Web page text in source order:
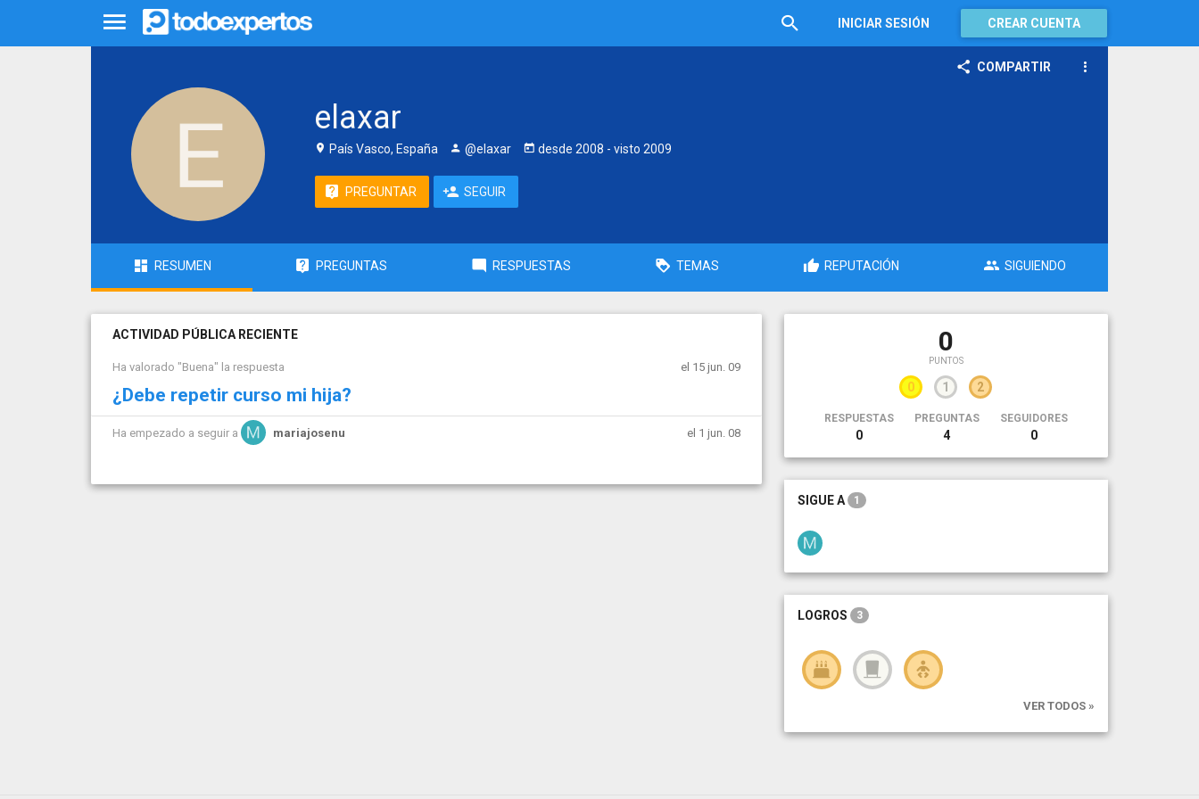
INICIAR SESIÓN CREAR CUENTA
COMPARTIR
elaxar
País Vasco, España @elaxar desde 2008 - visto 2009
PREGUNTAR SEGUIR
RESUMEN PREGUNTAS RESPUESTAS TEMAS REPUTACIÓN SIGUIENDO
ACTIVIDAD PÚBLICA RECIENTE
Ha valorado "Buena" la respuesta el 15 jun. 09
¿Debe repetir curso mi hija?
Ha empezado a seguir a mariajosenu el 1 jun. 08
0
PUNTOS
0 1 2
RESPUESTAS
0
PREGUNTAS
4
SEGUIDORES
0
SIGUE A 1
LOGROS 3
VER TODOS »